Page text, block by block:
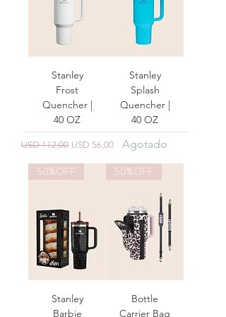
Stanley
Frost
Quencher |
40 OZ
Precio
USD 112,00 Precio de oferta
USD 56,00
Stanley
Splash
Quencher |
40 OZ
Agotado
50%OFF
Stanley
Barbie
50%OFF
Bottle
Carrier Bag